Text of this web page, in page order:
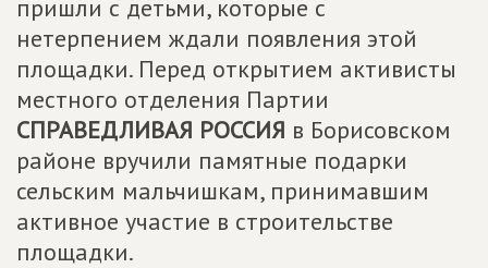
пришли с детьми, которые с
нетерпением ждали появления этой
площадки. Перед открытием активисты
местного отделения Партии
СПРАВЕДЛИВАЯ РОССИЯ в Борисовском
районе вручили памятные подарки
сельским мальчишкам, принимавшим
активное участие в строительстве
площадки.